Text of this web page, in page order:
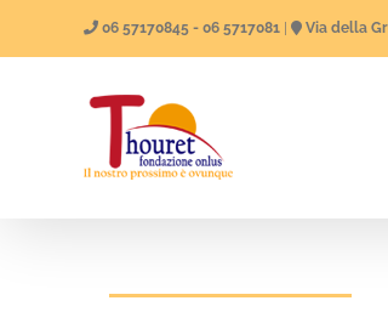
to
06 57170845 - 06 5717081| Via della